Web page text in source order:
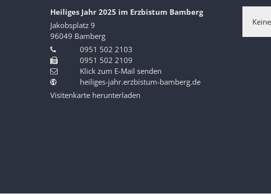
Heiliges Jahr 2025 im Erzbistum Bamberg
Jakobsplatz 9
96049 Bamberg
0951 502 2103
0951 502 2109
Klick zum E-Mail senden
heiliges-jahr.erzbistum-bamberg.de
Visitenkarte herunterladen